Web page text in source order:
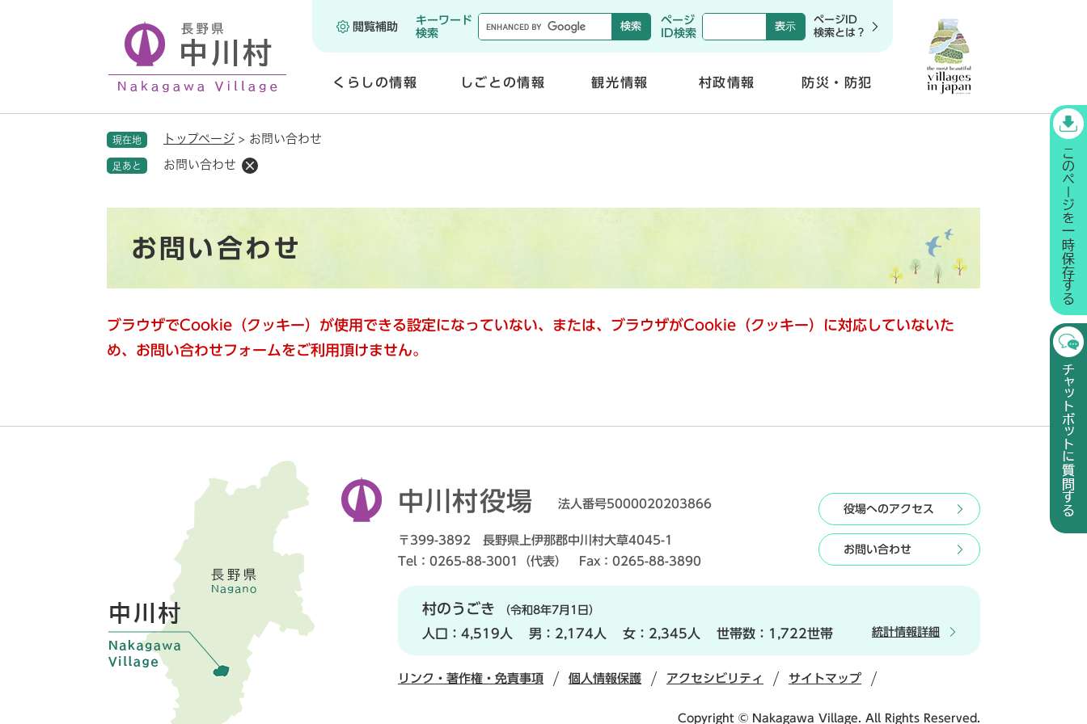
メニューを飛ばして本文へ
閲覧補助
キーワード
検索
ページ
ID検索
ページID
検索とは？
くらしの情報
く
しごとの情報 観光情報 村政情報 防災・防犯
現在地 トップページ > お問い合わせ
足あと お問い合わせ
お問い合わせ
ブラウザでCookie（クッキー）が使用できる設定になっていない、または、ブラウザがCookie（クッキー）に対応していないた
め、お問い合わせフォームをご利用頂けません。
中川村役場 法人番号5000020203866
〒399-3892 長野県上伊那郡中川村大草4045-1
Tel：0265-88-3001（代表） Fax：0265-88-3890
役場へのアクセス
お問い合わせ
村のうごき （令和8年7月1日）
人口： 4,519人 男： 2,174人 女： 2,345人 世帯数： 1,722世帯 統計情報詳細
リンク・著作権・免責事項 個人情報保護 アクセシビリティ サイトマップ
Copyright © Nakagawa Village. All Rights Reserved.